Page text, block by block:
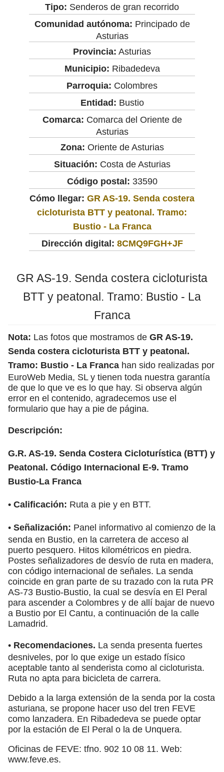
Tipo: Senderos de gran recorrido
Comunidad autónoma: Principado de
Asturias
Provincia: Asturias
Municipio: Ribadedeva
Parroquia: Colombres
Entidad: Bustio
Comarca: Comarca del Oriente de
Asturias
Zona: Oriente de Asturias
Situación: Costa de Asturias
Código postal: 33590
Cómo llegar: GR AS-19. Senda costera
cicloturista BTT y peatonal. Tramo:
Bustio - La Franca
Dirección digital: 8CMQ9FGH+JF
GR AS-19. Senda costera cicloturista
BTT y peatonal. Tramo: Bustio - La
Franca
Nota: Las fotos que mostramos de GR AS-19.
Senda costera cicloturista BTT y peatonal.
Tramo: Bustio - La Franca han sido realizadas por
EuroWeb Media, SL y tienen toda nuestra garantía
de que lo que ve es lo que hay. Si observa algún
error en el contenido, agradecemos use el
formulario que hay a pie de página.
Descripción:
G.R. AS-19. Senda Costera Cicloturística (BTT) y
Peatonal. Código Internacional E-9. Tramo
Bustio-La Franca
• Calificación: Ruta a pie y en BTT.
• Señalización: Panel informativo al comienzo de la
senda en Bustio, en la carretera de acceso al
puerto pesquero. Hitos kilométricos en piedra.
Postes señalizadores de desvío de ruta en madera,
con código internacional de señales. La senda
coincide en gran parte de su trazado con la ruta PR
AS-73 Bustio-Bustio, la cual se desvía en El Peral
para ascender a Colombres y de allí bajar de nuevo
a Bustio por El Cantu, a continuación de la calle
Lamadrid.
• Recomendaciones. La senda presenta fuertes
desniveles, por lo que exige un estado físico
aceptable tanto al senderista como al cicloturista.
Ruta no apta para bicicleta de carrera.
Debido a la larga extensión de la senda por la costa
asturiana, se propone hacer uso del tren FEVE
como lanzadera. En Ribadedeva se puede optar
por la estación de El Peral o la de Unquera.
Oficinas de FEVE: tfno. 902 10 08 11. Web:
www.feve.es.